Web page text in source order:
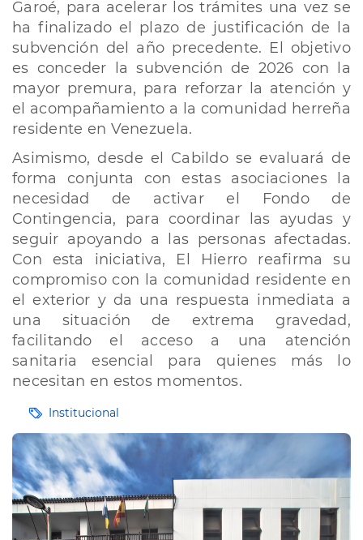
Garoé, para acelerar los trámites una vez se
ha finalizado el plazo de justificación de la
subvención del año precedente. El objetivo
es conceder la subvención de 2026 con la
mayor premura, para reforzar la atención y
el acompañamiento a la comunidad herreña
residente en Venezuela.
Asimismo, desde el Cabildo se evaluará de
forma conjunta con estas asociaciones la
necesidad de activar el Fondo de
Contingencia, para coordinar las ayudas y
seguir apoyando a las personas afectadas.
Con esta iniciativa, El Hierro reafirma su
compromiso con la comunidad residente en
el exterior y da una respuesta inmediata a
una situación de extrema gravedad,
facilitando el acceso a una atención
sanitaria esencial para quienes más lo
necesitan en estos momentos.
EtiquetasInstitucional